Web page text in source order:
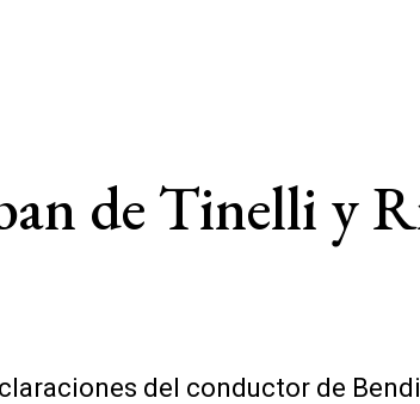
de Tinelli y
del conductor de